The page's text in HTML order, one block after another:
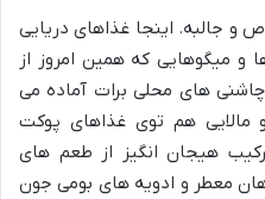
و جالبه. اینجا غذاهای دریایی
و میگوهایی که همین امروز از
های محلی برات آماده می
مالایی هم توی غذاهای پوکت
هیجان انگیز از طعم های
معطر و ادویه های بومی جون